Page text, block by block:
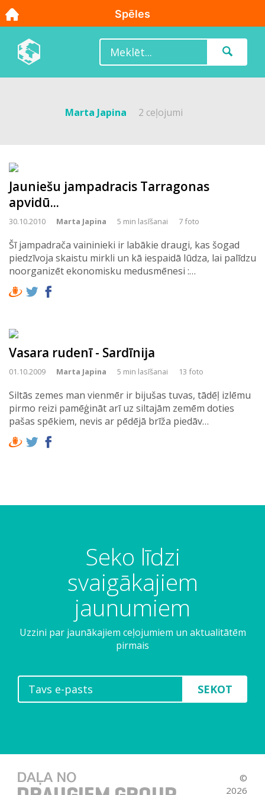
Marta Japina 2 ceļojumi
Jauniešu jampadracis Tarragonas
apvidū...
30.10.2010 Marta Japina 5 min lasīšanai 7 foto
Šī jampadrača vaininieki ir labākie draugi, kas šogad
piedzīvoja skaistu mirkli un kā iespaidā lūdza, lai palīdzu
noorganizēt ekonomisku medusmēnesi :…
Vasara rudenī - Sardīnija
01.10.2009 Marta Japina 5 min lasīšanai 13 foto
Siltās zemes man vienmēr ir bijušas tuvas, tādēļ izlēmu
pirmo reizi pamēģināt arī uz siltajām zemēm doties
pašas spēkiem, nevis ar pēdējā brīža piedāv…
Seko līdzi
svaigākajiem
jaunumiem
Uzzini par jaunākajiem ceļojumiem un aktualitātēm
pirmais
SEKOT
©
2026